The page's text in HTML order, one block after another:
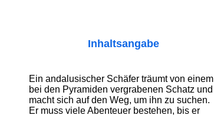
Inhaltsangabe
Ein andalusischer Schäfer träumt von einem
bei den Pyramiden vergrabenen Schatz und
macht sich auf den Weg, um ihn zu suchen.
Er muss viele Abenteuer bestehen, bis er